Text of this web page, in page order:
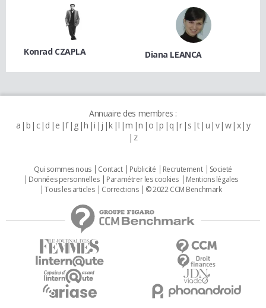
Konrad CZAPLA Diana LEANCA
Annuaire des membres :
a b c d e f g h i j k l m n o p q r s t u v w x y
z
Qui sommes nous Contact Publicité Recrutement
Societé
Données personnelles
Paramétrer les cookies
Mentions légales
Tous les articles
Corrections © 2022 CCM Benchmark